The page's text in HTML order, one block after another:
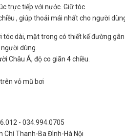
trực tiếp với nước. Giữ tóc
, giúp thoải mái nhất cho người
tóc dài, mặt trong có thiết kế đường
dùng.
Châu Á, độ co giãn 4 chiều.
vỏ mũ bơi
- 034.994.0705
Chí Thanh-Ba Đình-Hà Nội